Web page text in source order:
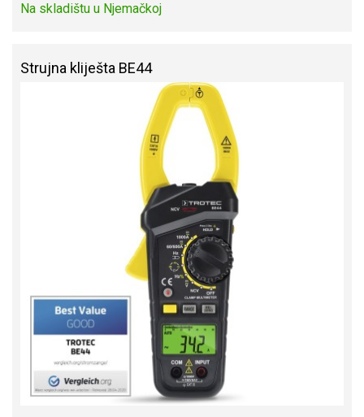
Na skladištu u Njemačkoj
Strujna kliješta BE44